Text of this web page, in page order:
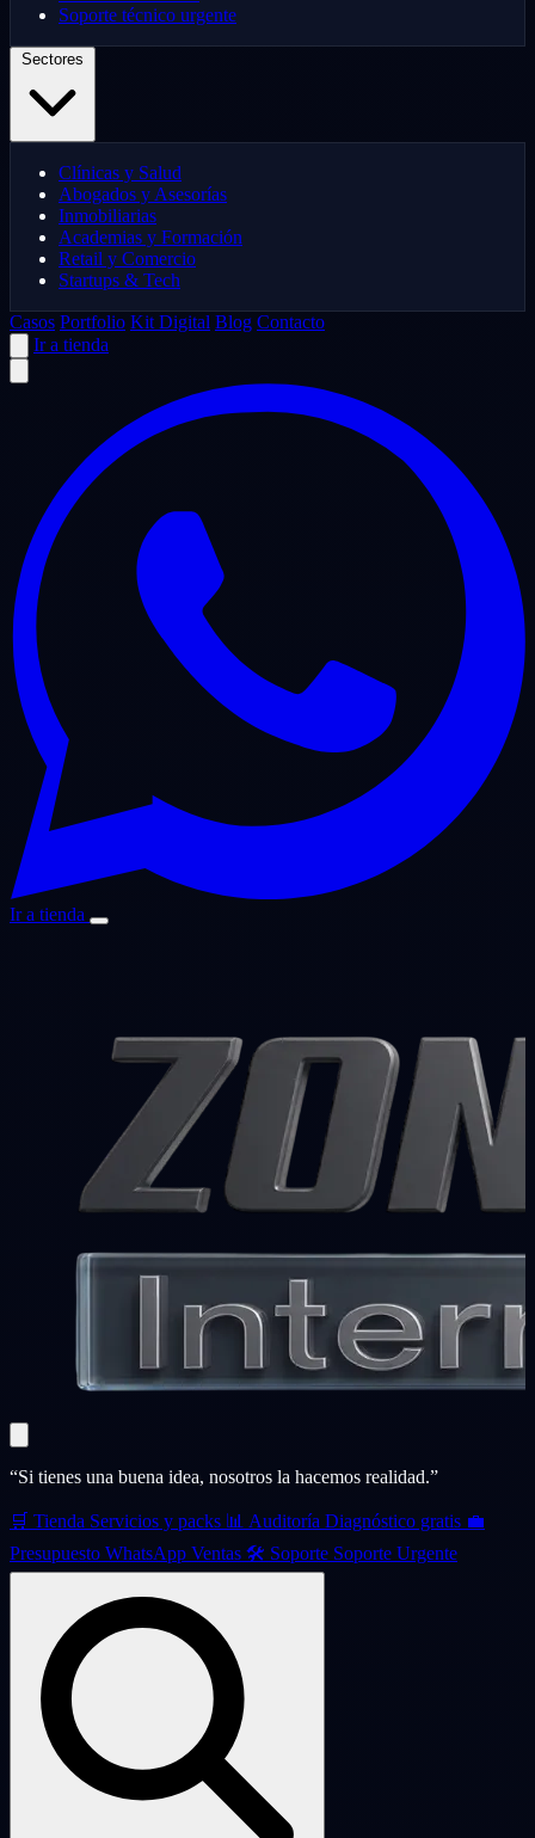
Soporte técnico urgente
Clínicas y Salud
Abogados y Asesorías
Inmobiliarias
Academias y Formación
Retail y Comercio
Startups & Tech
Casos Portfolio Kit Digital Blog Contacto
Ir a tienda
Ir a tienda
“Si tienes una buena idea, nosotros la hacemos realidad.”
🛒 Tienda Servicios y packs 📊 Auditoría Diagnóstico gratis 💼
Presupuesto WhatsApp Ventas 🛠️ Soporte Soporte Urgente